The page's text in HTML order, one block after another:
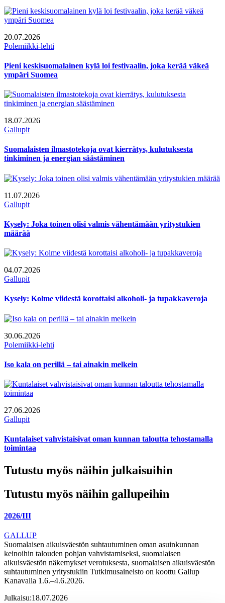
20.07.2026
Polemiikki-lehti
Pieni keskisuomalainen kylä loi festivaalin, joka kerää väkeä
ympäri Suomea
18.07.2026
Gallupit
Suomalaisten ilmastotekoja ovat kierrätys, kulutuksesta
tinkiminen ja energian säästäminen
11.07.2026
Gallupit
Kysely: Joka toinen olisi valmis vähentämään yritystukien
määrää
04.07.2026
Gallupit
Kysely: Kolme viidestä korottaisi alkoholi- ja tupakkaveroja
30.06.2026
Polemiikki-lehti
Iso kala on perillä – tai ainakin melkein
27.06.2026
Gallupit
Kuntalaiset vahvistaisivat oman kunnan taloutta tehostamalla
toimintaa
Tutustu myös näihin julkaisuihin
Tutustu myös näihin gallupeihin
2026/III
GALLUP
Suomalaisen aikuisväestön suhtautuminen oman asuinkunnan
keinoihin talouden pohjan vahvistamiseksi, suomalaisen
aikuisväestön näkemykset verotuksesta, suomalaisen aikuisväestön
suhtautuminen yritystukiin Tutkimusaineisto on koottu Gallup
Kanavalla 1.6.–4.6.2026.
Julkaisu:18.07.2026